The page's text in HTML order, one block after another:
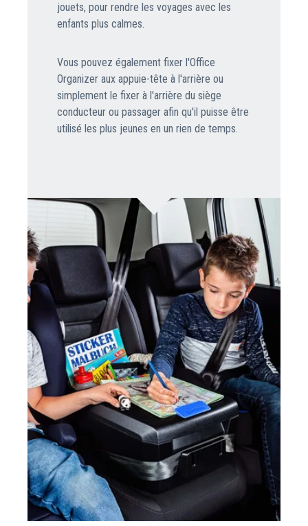
jouets, pour rendre les voyages avec les
enfants plus calmes.
Vous pouvez également fixer l'Office
Organizer aux appuie-tête à l'arrière ou
simplement le fixer à l'arrière du siège
conducteur ou passager afin qu'il puisse être
utilisé les plus jeunes en un rien de temps.